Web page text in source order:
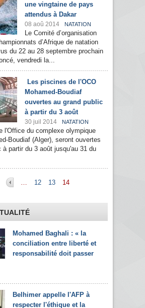
une vingtaine de pays
attendus à Dakar
08 aoû 2014 NATATION
Le Comité d’organisation
d’Afrique de natation
du 22 au 28 septembre prochain
vendredi la...
Les piscines de l'OCO
Mohamed-Boudiaf
ouvertes au grand public
à partir du 3 août
30 juil 2014 NATATION
l'Office du complexe olympique
Boudiaf (Alger), seront ouvertes
à partir du 3 août jusqu'au 31 du
… 12 13 14
Mohamed Baghali : « la
conciliation entre liberté et
responsabilité doit passer
Belhimer appelle l'AFP à
respecter l'éthique et la